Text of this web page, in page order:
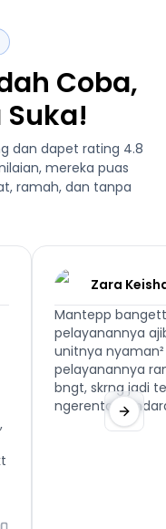
Coba,
dan dapet rating 4.8
mereka puas
ramah, dan tanpa
Zara
Mantepp
pelayanannya
unitnya
pelayanannya
bngt, skrng jadi
ngerental